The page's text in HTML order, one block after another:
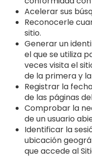
Acelerar sus
Reconocerle
sitio.
Generar un
el que se utiliza
veces visita el
de la primera y
Registrar la
de las páginas
Comprobar la
de un usuario
Identificar la
ubicación
que accede al